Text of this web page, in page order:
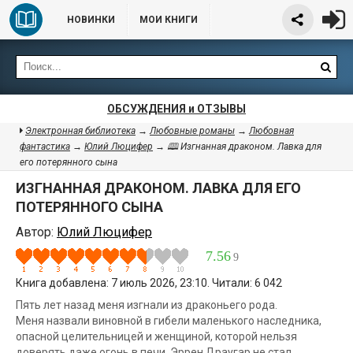
НОВИНКИ МОИ КНИГИ
ОБСУЖДЕНИЯ и ОТЗЫВЫ
Электронная библиотека →Любовные романы →Любовная
фантастика → Юлий Люцифер → 🕮 Изгнанная драконом. Лавка для
его потерянного сына
ИЗГНАННАЯ ДРАКОНОМ. ЛАВКА ДЛЯ ЕГО
ПОТЕРЯННОГО СЫНА
Автор: Юлий Люцифер
7.56 9
Книга добавлена: 7 июль 2026, 23:10. Читали: 6 042
Пять лет назад меня изгнали из драконьего рода.
Меня назвали виновной в гибели маленького наследника,
опасной целительницей и женщиной, которой нельзя